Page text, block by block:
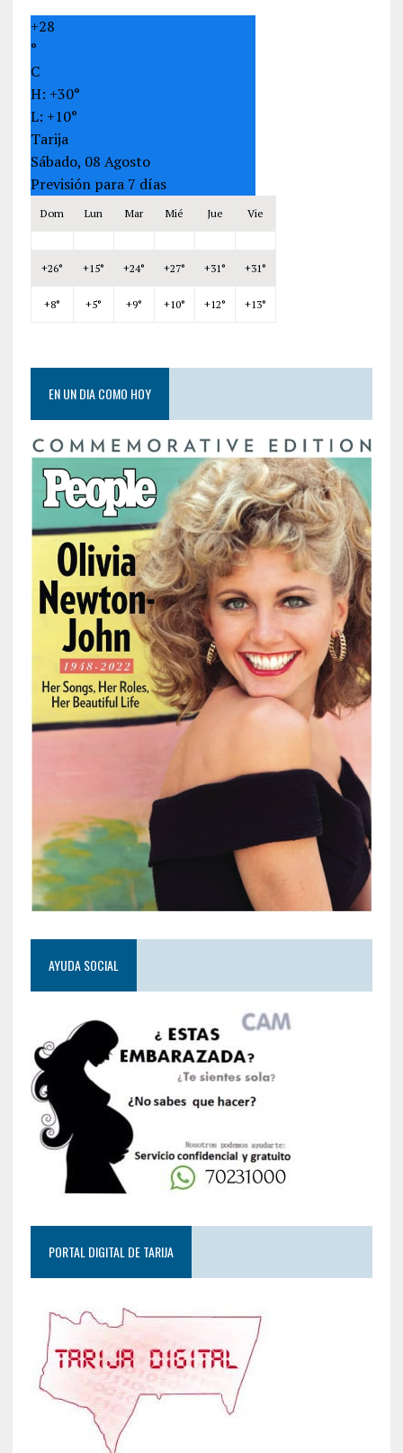
+28
°
C
H: +30°
L: +10°
Tarija
Sábado, 08 Agosto
Previsión para 7 días
Dom Lun Mar Mié Jue Vie
+26° +15° +24° +27° +31° +31°
+8° +5° +9° +10° +12° +13°
EN UN DIA COMO HOY
AYUDA SOCIAL
PORTAL DIGITAL DE TARIJA